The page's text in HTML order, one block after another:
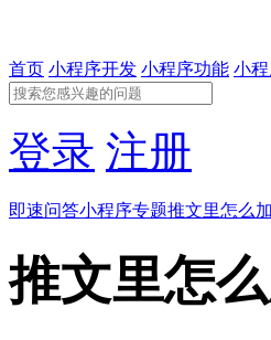
首页 小程序开发 小程序功能 小
登录 注册
即速问答小程序专题推文里怎么
推文里怎